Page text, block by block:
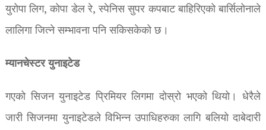
युरोपा लिग, कोपा डेल रे, स्पेनिस सुपर कपबाट बाहिरिएको बार्सिलोनाले
लालिगा जित्ने सम्भावना पनि सकिसकेको छ।
म्यानचेस्टर युनाइटेड
गएको सिजन युनाइटेड प्रिमियर लिगमा दोस्रो भएको थियो। धेरैले
जारी सिजनमा युनाइटेडले विभिन्न उपाधिहरुका लागि बलियो दाबेदारी